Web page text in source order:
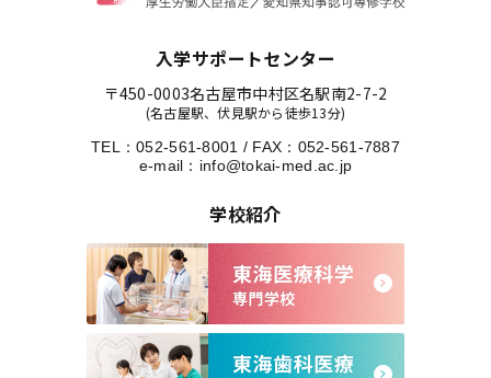
入学サポートセンター
〒450-0003名古屋市中村区名駅南2-7-2
(名古屋駅、伏見駅から徒歩13分)
TEL：052-561-8001 / FAX：052-561-7887
e-mail： info@tokai-med.ac.jp
学校紹介